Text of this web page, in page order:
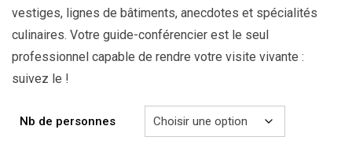
vestiges, lignes de bâtiments, anecdotes et spécialités
culinaires. Votre guide-conférencier est le seul
professionnel capable de rendre votre visite vivante :
suivez le !
Nb de personnes